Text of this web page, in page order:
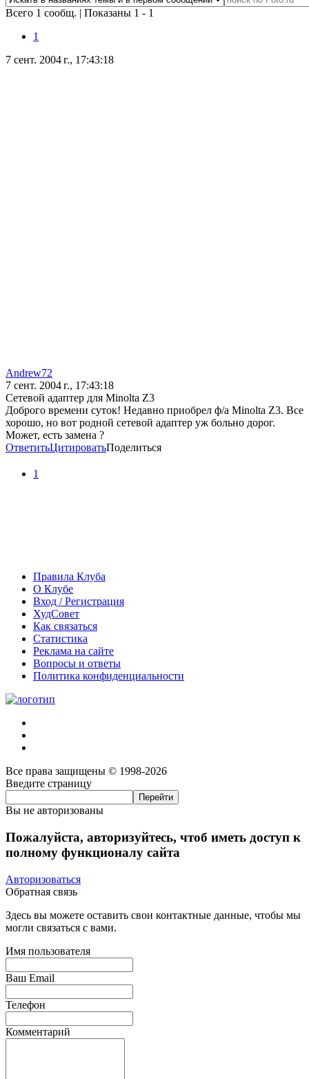
Всего 1 сообщ. | Показаны 1 - 1
1
7 сент. 2004 г., 17:43:18
Andrew72
7 сент. 2004 г., 17:43:18
Сетевой адаптер для Minolta Z3
Доброго времени суток! Недавно приобрел ф/а Minolta Z3. Все
хорошо, но вот родной сетевой адаптер уж больно дорог.
Может, есть замена ?
ОтветитьЦитироватьПоделиться
1
Правила Клуба
О Клубе
Вход / Регистрация
ХудСовет
Как связаться
Статистика
Реклама на сайте
Вопросы и ответы
Политика конфиденциальности
Все права защищены © 1998-2026
Введите страницу
Вы не авторизованы
Пожалуйста, авторизуйтесь, чтоб иметь доступ к
полному функционалу сайта
Авторизоваться
Обратная связь
Здесь вы можете оставить свои контактные данные, чтобы мы
могли связаться с вами.
Имя пользователя
Ваш Email
Телефон
Комментарий